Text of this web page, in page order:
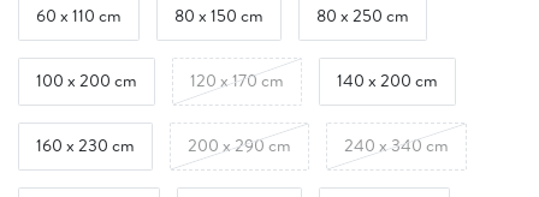
60 x 110 cm 80 x 150 cm 80 x 250 cm
100 x 200 cm 120 x 170 cm 140 x 200 cm
160 x 230 cm 200 x 290 cm 240 x 340 cm